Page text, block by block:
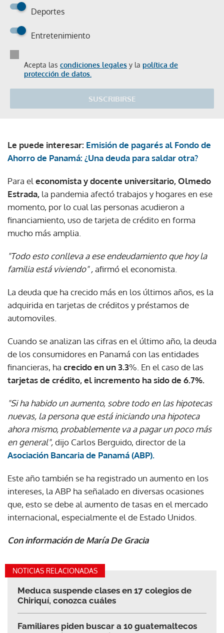
Deportes
Entretenimiento
Acepta las condiciones legales y la política de
protección de datos.
SUSCRIBIRSE
Le puede interesar: Emisión de pagarés al Fondo de
Ahorro de Panamá: ¿Una deuda para saldar otra?
Para el economista y docente universitario, Olmedo
Estrada, la pandemia afectó trabajos y hogares en ese
momento, por lo cual las personas acudieron a
financiamiento, uso de tarjeta de crédito en forma
mucho más amplia.
"Todo esto conlleva a ese endeudamiento que hoy la
familia está viviendo" ,afirmó el economista.
La deuda que ha crecido más en los últimos años, es la
adquirida en tarjetas de créditos y préstamos de
automoviles.
Cuando se analizan las cifras en el último año, la deuda
de los consumidores en Panamá con las entidades
financieras, ha crecido en un 3.3%. En el caso de las
tarjetas de crédito, el incremento ha sido de 6.7%.
"Si ha habido un aumento, sobre todo en las hipotecas
nuevas, la persona que está iniciando una hipoteca
ahora mismo, probablemente va a pagar un poco más
en general",dijo Carlos Berguido, director de la
Asociación Bancaria de Panamá (ABP).
Este año también se ha registrado un aumento en los
intereses, la ABP ha señalado en diversas ocasiones
que, esto se debe al aumento de tasas en el mercado
internacional, especialmente el de Estado Unidos.
Con información de María De Gracia
NOTICIAS RELACIONADAS
Meduca suspende clases en 17 colegios de
Chiriquí, conozca cuáles
Familiares piden buscar a 10 guatemaltecos